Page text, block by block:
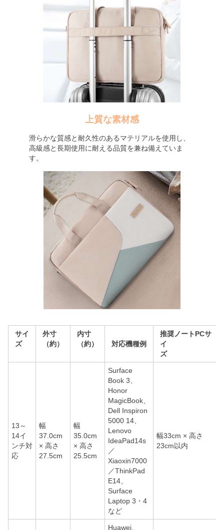
上質な素材感
滑らかな質感と耐久性のあるマテリアルを使用し、
高級感と長期使用に耐える品質を兼ね備えていま
す。
サイ
ズ
外寸
（約）
内寸
（約）
対応機種例
推奨ノートPCサ
イ
ズ
13～
14イ
ンチ対
応
幅
37.0cm
× 高さ
27.5cm
幅
35.0cm
× 高さ
25.5cm
Surface
Book 3、
Honor
MagicBook、
Dell Inspiron
5000 14、
Lenovo
IdeaPad14s
／
Xiaoxin7000
／ThinkPad
E14、
Surface
Laptop 3・4
など
幅33cm × 高さ
23cm以内
Huawei、